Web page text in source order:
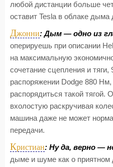
любой дистанции больше
оставит Tesla в облаке дыма
Джонни: Дым — одно из
оперируешь при описании
на максимальную
сочетание сцепления и
распоряжении Dodge 880
распорядиться такой тягой.
вхолостую раскручивая
машина даже не может
передачи.
Кристиан: Ну да, верно —
дыме и шуме как о приятном